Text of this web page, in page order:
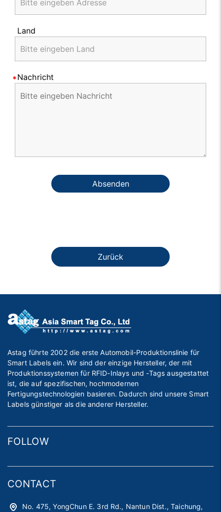
Land
Nachricht
Absenden
Zurück
Astag führte 2002 die erste Automobil-Produktionslinie für
Smart Labels ein. Wir sind der einzige Hersteller, der mit
Produktionssystemen für RFID-Inlays und -Tags ausgestattet
ist, die auf spezifischen, hochmodernen
Fertigungstechnologien basieren. Dadurch sind unsere Smart
Labels günstiger als die anderer Hersteller.
FOLLOW
CONTACT
No. 475, YongChun E. 3rd Rd., Nantun Dist., Taichung,